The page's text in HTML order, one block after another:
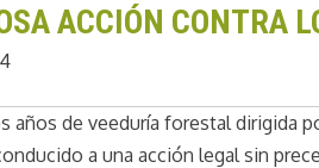
ACCIÓN CONTRA
años de veeduría forestal dirigida
a una acción legal sin